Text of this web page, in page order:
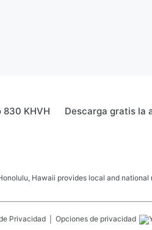
830 KHVH Descarga gratis la
Hawaii provides local and
Privacidad Opciones de privacidad